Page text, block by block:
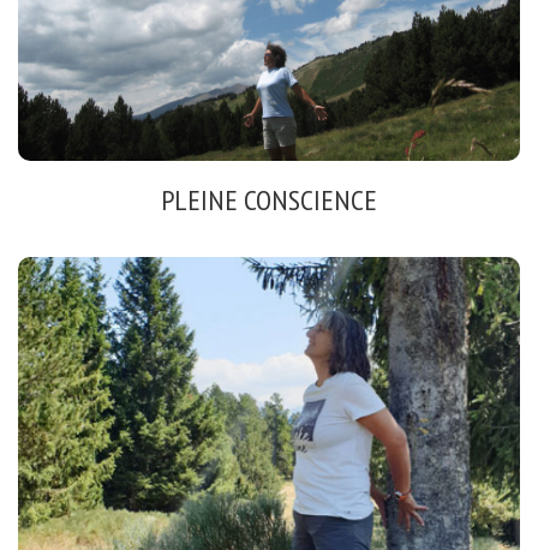
Respirer
Libérer les émotions
Relaxation dynamique
PLEINE CONSCIENCE
CENTRAGE
Marche consciente
Instant présent
Inspiration